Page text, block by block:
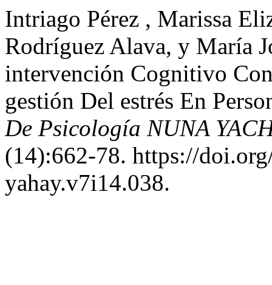
Intriago Pérez , Marissa
Rodríguez Alava, y María
intervención Cognitivo
gestión Del estrés En
De Psicología NUNA
(14):662-78. https://
yahay.v7i14.038.